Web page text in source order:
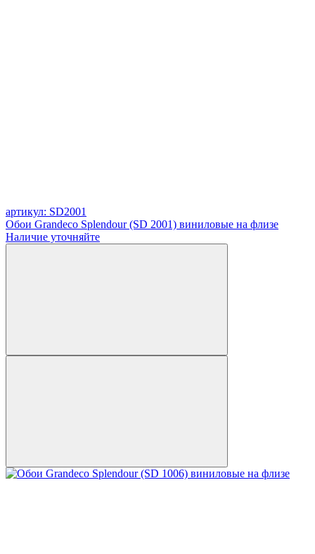
артикул: SD2001
Обои Grandeco Splendour (SD 2001) виниловые на флизе
Наличие уточняйте